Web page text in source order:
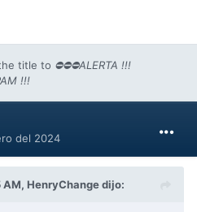
title to ⛔⛔⛔ALERTA !!!
!!!
del 2024
AM, HenryChangedijo: